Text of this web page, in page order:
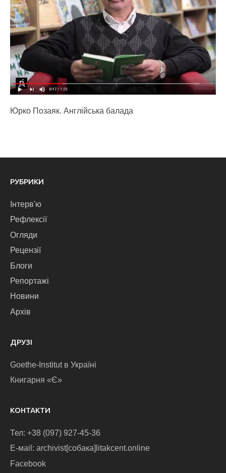
Юрко Позаяк. Англійська балада
РУБРИКИ
Інтерв'ю
Рефлексії
Огляди
Рецензії
Блоги
Репортажі
Новини
Архів
ДРУЗІ
Goethe-Institut в Україні
Книгарня «Є»
КОНТАКТИ
Тел: +38 (097) 927-45-36
E-маіl: archivist[собака]litakcent.online
Facebook